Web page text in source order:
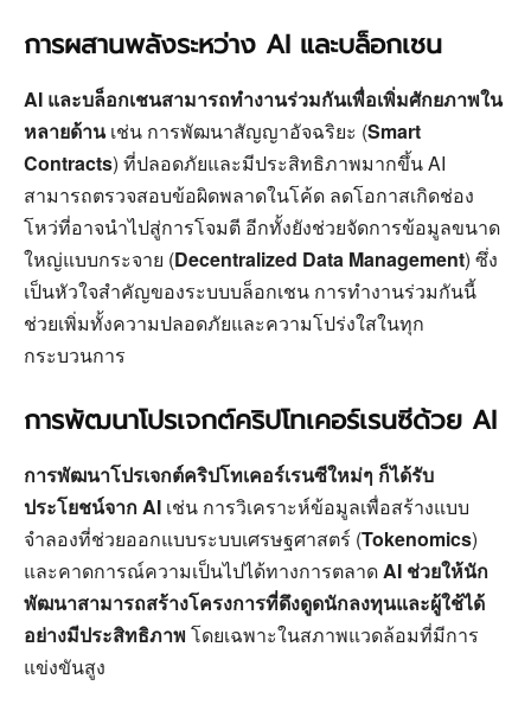
การผสานพลังระหว่าง AI และบล็อกเชน
AI และบล็อกเชนสามารถทำงานร่วมกันเพื่อเพิ่มศักยภาพใน
หลายด้านเช่น การพัฒนาสัญญาอัจฉริยะ (Smart
Contracts) ที่ปลอดภัยและมีประสิทธิภาพมากขึ้น AI
สามารถตรวจสอบข้อผิดพลาดในโค้ด ลดโอกาสเกิดช่อง
โหว่ที่อาจนำไปสู่การโจมตี อีกทั้งยังช่วยจัดการข้อมูลขนาด
ใหญ่แบบกระจาย (Decentralized Data Management) ซึ่ง
เป็นหัวใจสำคัญของระบบบล็อกเชน การทำงานร่วมกันนี้
ช่วยเพิ่มทั้งความปลอดภัยและความโปร่งใสในทุก
กระบวนการ
การพัฒนาโปรเจกต์คริปโทเคอร์เรนซีด้วย AI
การพัฒนาโปรเจกต์คริปโทเคอร์เรนซีใหม่ๆ ก็ได้รับ
ประโยชน์จาก AI เช่น การวิเคราะห์ข้อมูลเพื่อสร้างแบบ
จำลองที่ช่วยออกแบบระบบเศรษฐศาสตร์ (Tokenomics)
และคาดการณ์ความเป็นไปได้ทางการตลาดAI ช่วยให้นัก
พัฒนาสามารถสร้างโครงการที่ดึงดูดนักลงทุนและผู้ใช้ได้
อย่างมีประสิทธิภาพ โดยเฉพาะในสภาพแวดล้อมที่มีการ
แข่งขันสูง